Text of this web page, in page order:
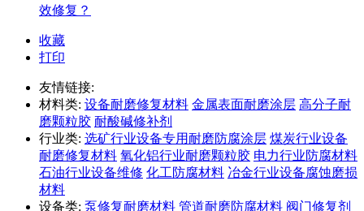
效修复？
收藏
打印
友情链接:
材料类: 设备耐磨修复材料 金属表面耐磨涂层 高分子耐
磨颗粒胶 耐酸碱修补剂
行业类: 选矿行业设备专用耐磨防腐涂层 煤炭行业设备
耐磨修复材料 氧化铝行业耐磨颗粒胶 电力行业防腐材料
石油行业设备维修 化工防腐材料 冶金行业设备腐蚀磨损
材料
设备类: 泵修复耐磨材料 管道耐磨防腐材料 阀门修复剂